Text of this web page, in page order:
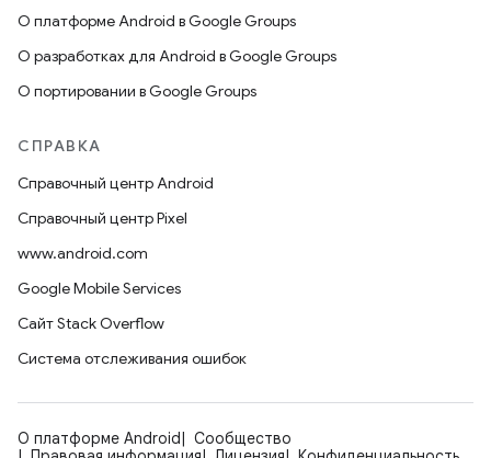
О платформе Android в Google Groups
О разработках для Android в Google Groups
О портировании в Google Groups
СПРАВКА
Справочный центр Android
Справочный центр Pixel
www.android.com
Google Mobile Services
Сайт Stack Overflow
Система отслеживания ошибок
О платформе Android
Сообщество